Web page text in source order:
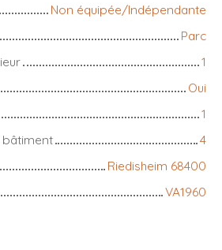
Non équipée/Indépendante
Parc
1
Oui
1
bâtiment
4
Riedisheim 68400
VA1960